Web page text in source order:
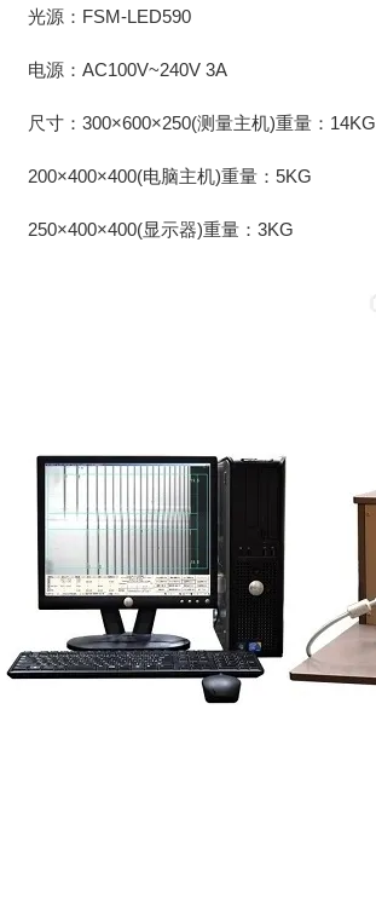
光源：FSM-LED590
电源：AC100V~240V 3A
尺寸：300×600×250(测量主机)重量：14KG
200×400×400(电脑主机)重量：5KG
250×400×400(显示器)重量：3KG